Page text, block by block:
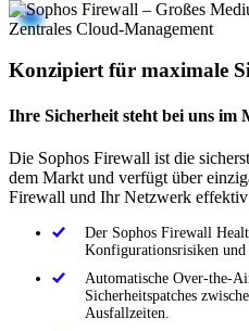
Konzipiert für maximale
Ihre Sicherheit steht bei uns im
Die Sophos Firewall ist die
dem Markt und verfügt über
Firewall und Ihr Netzwerk
Der Sophos Firewall
Konfigurationsrisiken und
Automatische Over-the-
Sicherheitspatches
Ausfallzeiten.